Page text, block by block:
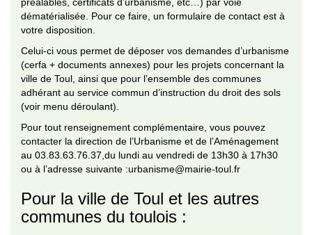
dématérialisée. Pour ce faire, un formulaire de contact est à
votre disposition.
Celui-ci vous permet de déposer vos demandes d’urbanisme
(cerfa + documents annexes) pour les projets concernant la
ville de Toul, ainsi que pour l’ensemble des communes
adhérant au service commun d’instruction du droit des sols
(voir menu déroulant).
Pour tout renseignement complémentaire, vous pouvez
contacter la direction de l’Urbanisme et de l’Aménagement
au 03.83.63.76.37,du lundi au vendredi de 13h30 à 17h30
ou à l’adresse suivante :urbanisme@mairie-toul.fr
Pour la ville de Toul et les autres
communes du toulois :